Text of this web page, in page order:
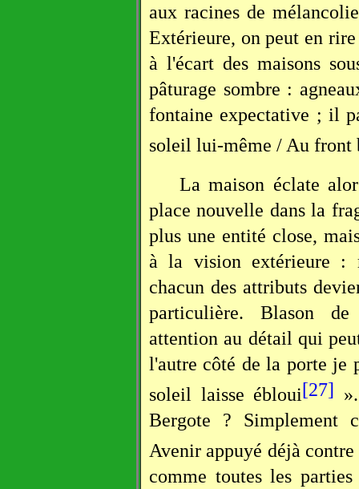
aux racines de
Extérieure, on peut en
à l'écart des maisons
pâturage sombre :
fontaine expectative ; il
soleil lui-même / Au front
La maison éclate
place nouvelle dans la
plus une entité close,
à la vision extérieure :
chacun des attributs
particulière. Blason
attention au détail qui
l'autre côté de la porte je
soleil laisse ébloui[27]
Bergote ? Simplement
Avenir appuyé déjà
comme toutes les